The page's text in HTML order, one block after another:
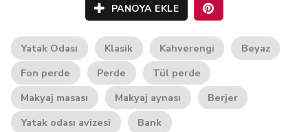
PANOYA EKLE
Yatak Odası Klasik Kahverengi
Beyaz
Fon perde
Perde
Tül perde
Makyaj masası
Makyaj aynası
Berjer
Yatak odası avizesi
Bank